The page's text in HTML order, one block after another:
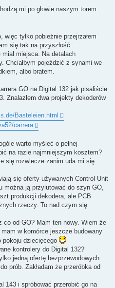
mi po głowie naszym torem
więc tylko pobieżnie przejrzałem
się tak na przyszłość...
miejsca. Na detalach
Chciałbym pojeździć z synami we
albo bratem.
GO na Digital 132 jak pisaliście
Znalazłem dwa projekty dekoderów
Basteleien.html
carrera
warto myśleć o pełnej
na razie najmniejszym kosztem?
się rozwlecze zanim uda mi się
się oferty używanych Control Unit
można ją przylutować do szyn GO,
produkcji dekodera, ale PCB
rzeczy. To nad czym się
od GO? Mam ten nowy. Wiem że
w komórce jeszcze budowany
pokoju dziecięcego
kontrolery do Digital 132?
jedną ofertę bezprzewodowych.
prób. Zakładam że przeróbka od
143 i spróbować przerobić go na